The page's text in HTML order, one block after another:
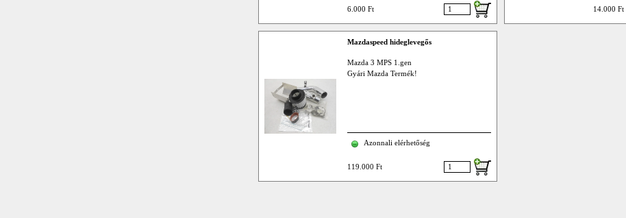
6.000 Ft 14.000 Ft
Mazdaspeed hideglevegős
Mazda 3 MPS 1.gen
Gyári Mazda Termék!
Azonnali elérhetőség
119.000 Ft